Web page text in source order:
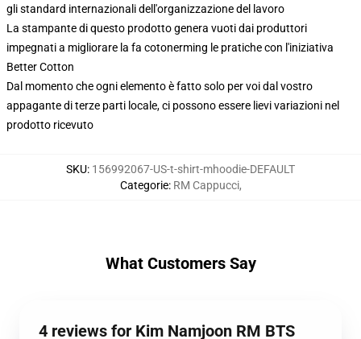
gli standard internazionali dell'organizzazione del lavoro
La stampante di questo prodotto genera vuoti dai produttori
impegnati a migliorare la fa cotonerming le pratiche con l'iniziativa
Better Cotton
Dal momento che ogni elemento è fatto solo per voi dal vostro
appagante di terze parti locale, ci possono essere lievi variazioni nel
prodotto ricevuto
SKU: 156992067-US-t-shirt-mhoodie-DEFAULT
Categorie: RM Cappucci,
What Customers Say
4 reviews for Kim Namjoon RM BTS